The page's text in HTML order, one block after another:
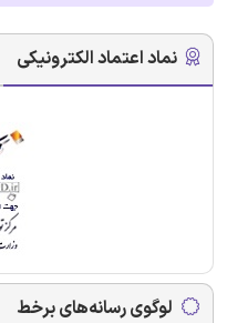
نماد اعتماد الکترونیکی
لوگوی رسانه‌های برخط